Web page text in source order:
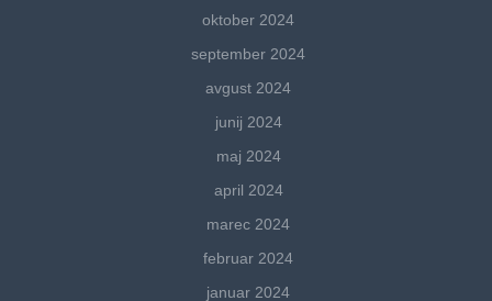
oktober 2024
september 2024
avgust 2024
junij 2024
maj 2024
april 2024
marec 2024
februar 2024
januar 2024